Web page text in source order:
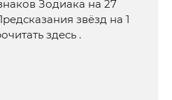
Зодиака на 27
звёзд на 1
здесь .